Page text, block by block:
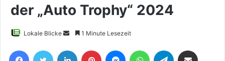
der „Auto Trophy“ 2024
Lokale Blicke
Sende
eine
1 Minute Lesezeit
FacebookTwitter LinkedIn Pinterest MessengerWhatsAppTelegram